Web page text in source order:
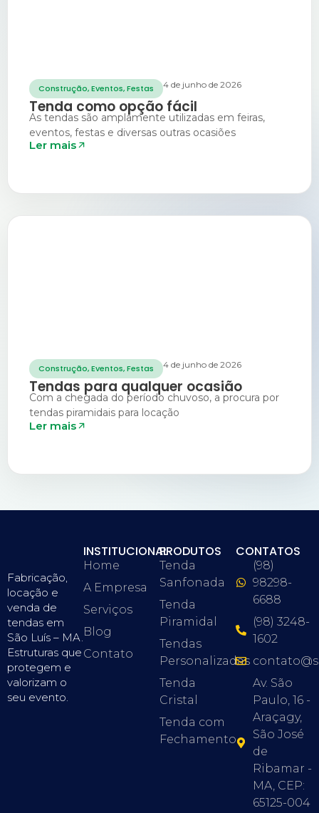
Construção,Eventos,Festas 4 de junho de 2026
Tenda como opção fácil
As tendas são amplamente utilizadas em feiras,
eventos, festas e diversas outras ocasiões
Ler mais
Construção,Eventos,Festas 4 de junho de 2026
Tendas para qualquer ocasião
Com a chegada do período chuvoso, a procura por
tendas piramidais para locação
Ler mais
Fabricação,
locação e
venda de
tendas em
São Luís – MA.
Estruturas que
protegem e
valorizam o
seu evento.
INSTITUCIONAL
Home
A Empresa
Serviços
Blog
Contato
PRODUTOS
Tenda
Sanfonada
Tenda
Piramidal
Tendas
Personalizadas
Tenda
Cristal
Tenda com
Fechamento
CONTATOS
(98)
98298-
6688
(98) 3248-
1602
Av. São
Paulo, 16 -
Araçagy,
São José
de
Ribamar -
MA, CEP:
65125-004